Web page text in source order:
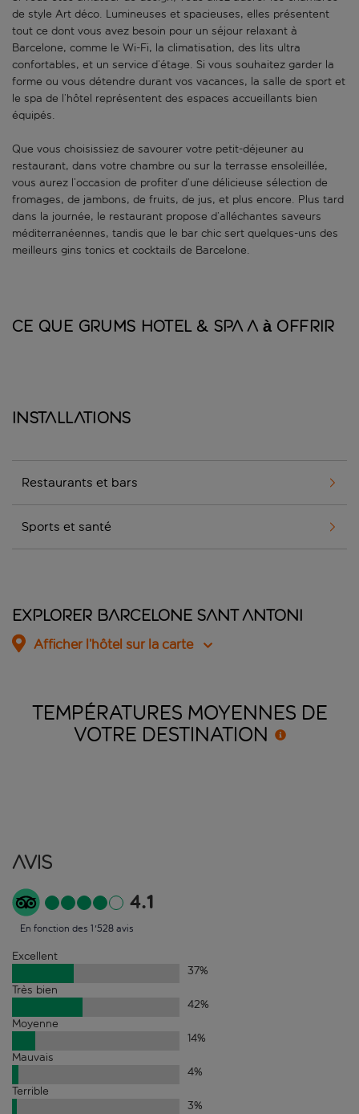
de style Art déco. Lumineuses et spacieuses, elles présentent
tout ce dont vous avez besoin pour un séjour relaxant à
Barcelone, comme le Wi-Fi, la climatisation, des lits ultra
confortables, et un service d’étage. Si vous souhaitez garder la
forme ou vous détendre durant vos vacances, la salle de sport et
le spa de l’hôtel représentent des espaces accueillants bien
équipés.
Que vous choisissiez de savourer votre petit-déjeuner au
restaurant, dans votre chambre ou sur la terrasse ensoleillée,
vous aurez l’occasion de profiter d’une délicieuse sélection de
fromages, de jambons, de fruits, de jus, et plus encore. Plus tard
dans la journée, le restaurant propose d’alléchantes saveurs
méditerranéennes, tandis que le bar chic sert quelques-uns des
meilleurs gins tonics et cocktails de Barcelone.
Ce que GRUMS HOTEL & SPA a à offrir
Installations
Restaurants et bars
Sports et santé
Explorer Barcelone Sant Antoni
Afficher l’hôtel sur la carte
TEMPÉRATURES MOYENNES DE
VOTRE DESTINATION
Avis
4.1
En fonction des 1'528 avis
Excellent
37%
Très bien
42%
Moyenne
14%
Mauvais
4%
Terrible
3%